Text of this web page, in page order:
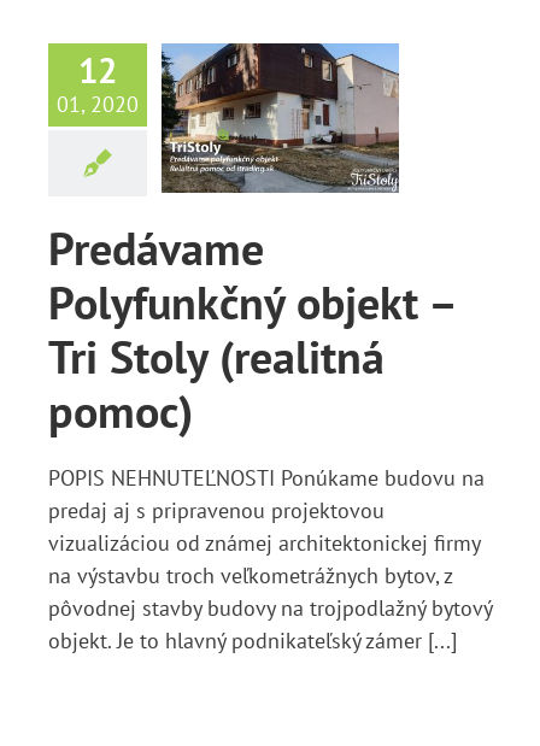
12
01, 2020
– Tri
(realitná
SprávyPredávame
Polyfunkčný objekt –
Tri Stoly (realitná
pomoc)
POPIS NEHNUTEĽNOSTI Ponúkame budovu na
predaj aj s pripravenou projektovou
vizualizáciou od známej architektonickej firmy
na výstavbu troch veľkometrážnych bytov, z
pôvodnej stavby budovy na trojpodlažný bytový
objekt. Je to hlavný podnikateľský zámer [...]